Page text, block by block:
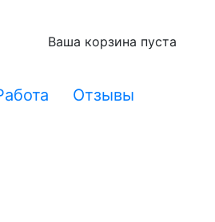
Ваша корзина пуста
Отзывы